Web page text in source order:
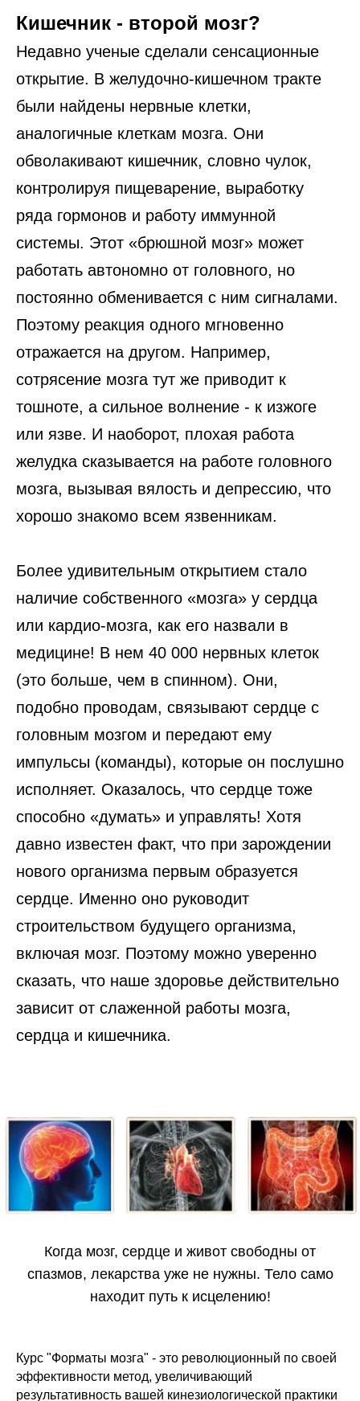
Кишечник - второй мозг?
Недавно ученые сделали сенсационные
открытие. В желудочно-кишечном тракте
были найдены нервные клетки,
аналогичные клеткам мозга. Они
обволакивают кишечник, словно чулок,
контролируя пищеварение, выработку
ряда гормонов и работу иммунной
системы. Этот «брюшной мозг» может
работать автономно от головного, но
постоянно обменивается с ним сигналами.
Поэтому реакция одного мгновенно
отражается на другом. Например,
сотрясение мозга тут же приводит к
тошноте, а сильное волнение - к изжоге
или язве. И наоборот, плохая работа
желудка сказывается на работе головного
мозга, вызывая вялость и депрессию, что
хорошо знакомо всем язвенникам.
Более удивительным открытием стало
наличие собственного «мозга» у сердца
или кардио-мозга, как его назвали в
медицине! В нем 40 000 нервных клеток
(это больше, чем в спинном). Они,
подобно проводам, связывают сердце с
головным мозгом и передают ему
импульсы (команды), которые он послушно
исполняет. Оказалось, что сердце тоже
способно «думать» и управлять! Хотя
давно известен факт, что при зарождении
нового организма первым образуется
сердце. Именно оно руководит
строительством будущего организма,
включая мозг. Поэтому можно уверенно
сказать, что наше здоровье действительно
зависит от слаженной работы мозга,
сердца и кишечника.
Когда мозг, сердце и живот свободны от
спазмов, лекарства уже не нужны. Тело само
находит путь к исцелению!
Курс "Форматы мозга" - это революционный по своей
эффективности метод, увеличивающий
результативность вашей кинезиологической практики